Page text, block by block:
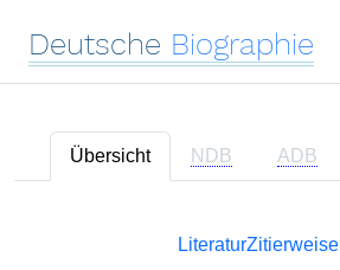
Deutsche Biographie
Übersicht NDB ADB
LiteraturZitierweise